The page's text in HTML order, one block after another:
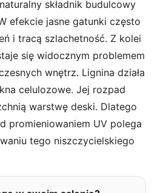
składnik budulcowy
efekcie jasne gatunki często
i tracą szlachetność. Z kolei
się widocznym problemem
wnętrz. Lignina działa
celulozowe. Jej rozpad
warstwę deski. Dlatego
promieniowaniem UV polega
tego niszczycielskiego